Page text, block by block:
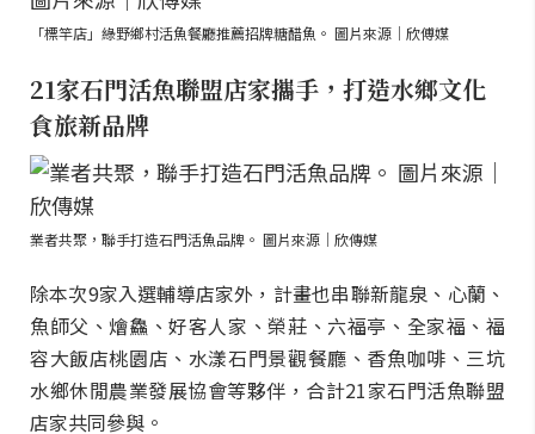
「標竿店」綠野鄉村活魚餐廳推薦招牌糖醋魚。 圖片來源｜欣傅媒
21家石門活魚聯盟店家攜手，打造水鄉文化
食旅新品牌
業者共聚，聯手打造石門活魚品牌。 圖片來源｜欣傳媒
除本次9家入選輔導店家外，計畫也串聯新龍泉、心蘭、
魚師父、燴鱻、好客人家、榮莊、六福亭、全家福、福
容大飯店桃園店、水漾石門景觀餐廳、香魚咖啡、三坑
水鄉休閒農業發展協會等夥伴，合計21家石門活魚聯盟
店家共同參與。